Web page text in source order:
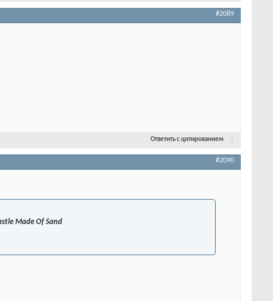
#2089
Ответить с цитированием
#2090
Made Of Sand